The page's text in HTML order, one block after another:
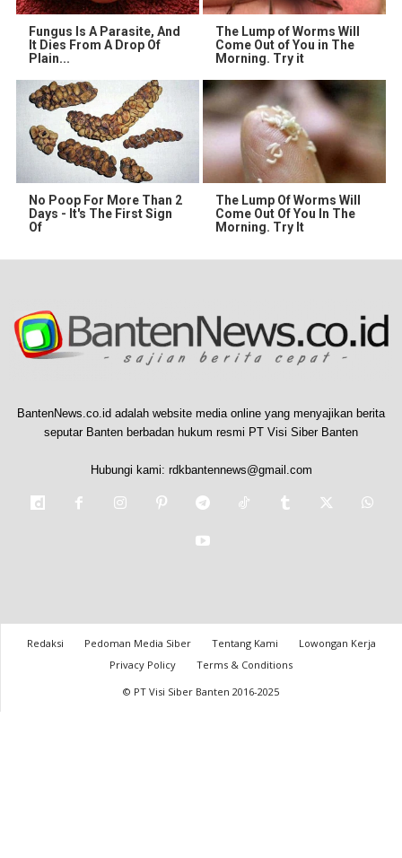
Fungus Is A Parasite, And
It Dies From A Drop Of
Plain...
The Lump of Worms Will
Come Out of You in The
Morning. Try it
No Poop For More Than 2
Days - It's The First Sign
Of
The Lump Of Worms Will
Come Out Of You In The
Morning. Try It
BantenNews.co.id adalah website media online yang menyajikan berita
seputar Banten berbadan hukum resmi PT Visi Siber Banten
Hubungi kami: rdkbantennews@gmail.com
Redaksi Pedoman Media Siber Tentang Kami
Lowongan Kerja
Privacy Policy
Terms & Conditions
© PT Visi Siber Banten 2016-2025